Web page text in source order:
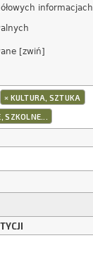
informacjach
[zwiń]
× KULTURA, SZTUKA
SZKOLNE...